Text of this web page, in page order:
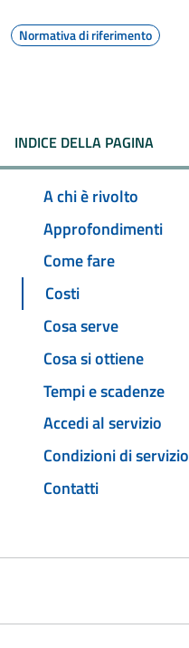
Normativa di riferimento
INDICE DELLA PAGINA
A chi è rivolto
Approfondimenti
Come fare
Costi
Cosa serve
Cosa si ottiene
Tempi e scadenze
Accedi al servizio
Condizioni di servizio
Contatti